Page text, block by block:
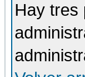
Hay tres